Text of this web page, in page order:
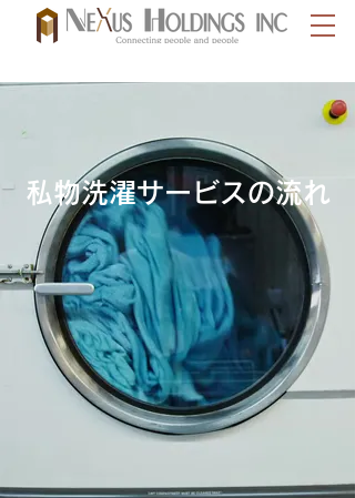
私物洗濯サービスの流れ